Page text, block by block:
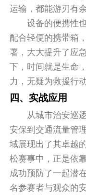
运输，都能游刃有余
设备的便携性
配合轻便的携带箱
署，大大提升了应
下，时间就是生命
力，无疑为救援行
四、实战应用
从城市治安巡
安保到交通流量管
域展现出了其卓越
松赛事中，正是依
成功预防了一起潜
名参赛者与观众的